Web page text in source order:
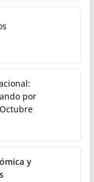
por
y